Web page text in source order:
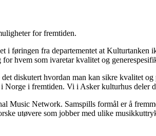
for fremtiden.
føringen fra departementet at Kulturtanken
hvem som ivaretar kvalitet og
diskutert hvordan man kan sikre kvalitet
i fremtiden. Vi i Asker kulturhus deler
Music Network. Samspills formål er å
utøvere som jobber med ulike